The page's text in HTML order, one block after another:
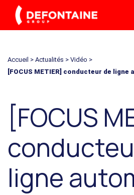
Accueil > Actualités > Vidéo >
[FOCUS METIER] conducteur de
[FOCUS
ligne